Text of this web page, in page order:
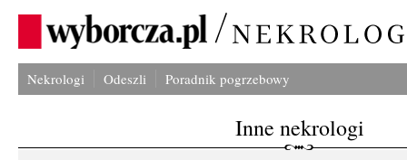
Nekrologi Odeszli Poradnik pogrzebowy
Inne nekrologi